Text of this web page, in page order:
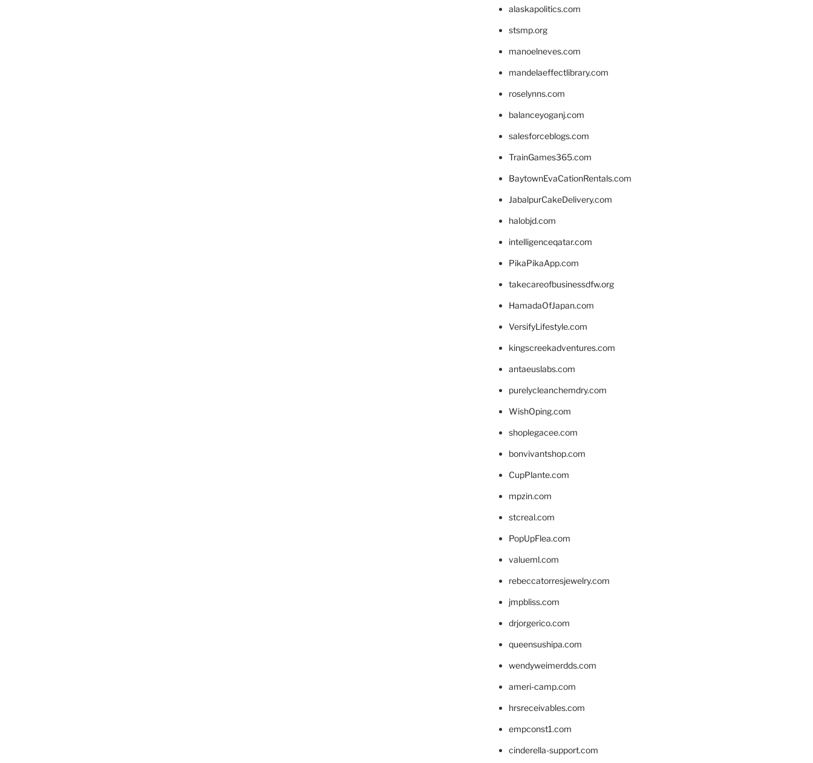
alaskapolitics.com
stsmp.org
manoelneves.com
mandelaeffectlibrary.com
roselynns.com
balanceyoganj.com
salesforceblogs.com
TrainGames365.com
BaytownEvaCationRentals.com
JabalpurCakeDelivery.com
halobjd.com
intelligenceqatar.com
PikaPikaApp.com
takecareofbusinessdfw.org
HamadaOfJapan.com
VersifyLifestyle.com
kingscreekadventures.com
antaeuslabs.com
purelycleanchemdry.com
WishOping.com
shoplegacee.com
bonvivantshop.com
CupPlante.com
mpzin.com
stcreal.com
PopUpFlea.com
valueml.com
rebeccatorresjewelry.com
jmpbliss.com
drjorgerico.com
queensushipa.com
wendyweimerdds.com
ameri-camp.com
hrsreceivables.com
empconst1.com
cinderella-support.com